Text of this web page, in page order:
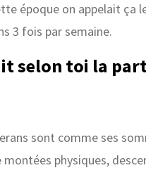
époque on appelait ça
3 fois par semaine.
selon toi la
sont comme ses
montées physiques,